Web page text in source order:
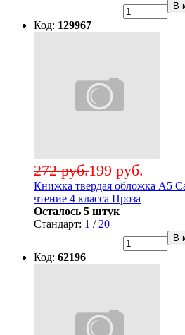
В
Код: 129967
199 руб.
272 руб.
Книжка твердая обложка А5
чтение 4 класса Проза
Осталось 5 штук
Стандарт: 1 / 20
В
Код: 62196